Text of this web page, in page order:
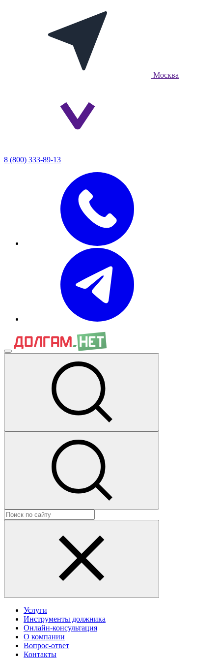
Москва
8 (800) 333-89-13
Услуги
Инструменты должника
Онлайн-консультация
О компании
Вопрос-ответ
Контакты